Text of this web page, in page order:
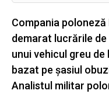
Compania poloneză
demarat lucrările
unui vehicul greu
bazat pe șasiul
Analistul militar